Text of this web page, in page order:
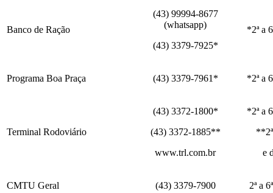
Banco de Ração
(43) 99994-8677
(whatsapp)
(43) 3379-7925*
*2ª a
Programa Boa Praça (43) 3379-7961* *2ª a
Terminal Rodoviário
(43) 3372-1800*
(43) 3372-1885**
www.trl.com.br
*2ª a
e
CMTU Geral (43) 3379-7900 2ª a